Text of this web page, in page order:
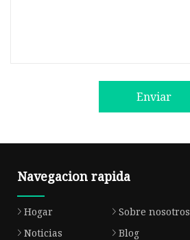
Enviar
Navegacion rapida
Hogar Sobre nosotros
Noticias
Blog